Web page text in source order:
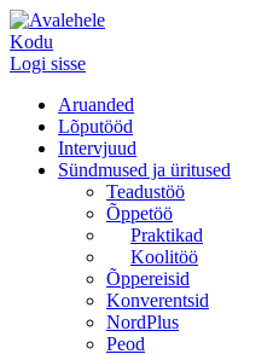
Kodu
Logi sisse
Aruanded
Lõputööd
Intervjuud
Sündmused ja üritused
Teadustöö
Õppetöö
Praktikad
Koolitöö
Õppereisid
Konverentsid
NordPlus
Peod